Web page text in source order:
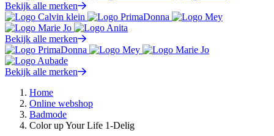
Bekijk alle merken
Bekijk alle merken
Bekijk alle merken
Home
Online webshop
Badmode
Color up Your Life 1-Delig